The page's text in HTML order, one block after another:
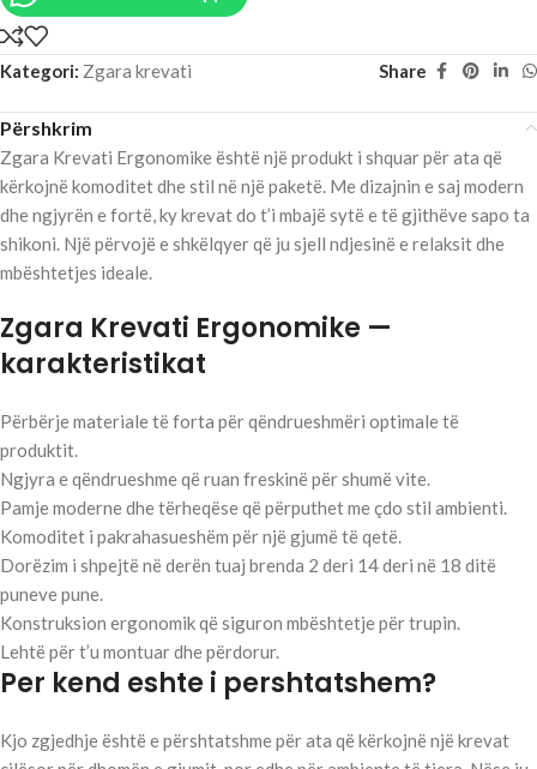
Kategori: Zgara krevati Share
Përshkrim
Zgara Krevati Ergonomike është një produkt i shquar për ata që
kërkojnë komoditet dhe stil në një paketë. Me dizajnin e saj modern
dhe ngjyrën e fortë, ky krevat do t’i mbajë sytë e të gjithëve sapo ta
shikoni. Një përvojë e shkëlqyer që ju sjell ndjesinë e relaksit dhe
mbështetjes ideale.
Zgara Krevati Ergonomike —
karakteristikat
Përbërje materiale të forta për qëndrueshmëri optimale të
produktit.
Ngjyra e qëndrueshme që ruan freskinë për shumë vite.
Pamje moderne dhe tërheqëse që përputhet me çdo stil ambienti.
Komoditet i pakrahasueshëm për një gjumë të qetë.
Dorëzim i shpejtë në derën tuaj brenda 2 deri 14 deri në 18 ditë
puneve pune.
Konstruksion ergonomik që siguron mbështetje për trupin.
Lehtë për t’u montuar dhe përdorur.
Per kend eshte i pershtatshem?
Kjo zgjedhje është e përshtatshme për ata që kërkojnë një krevat